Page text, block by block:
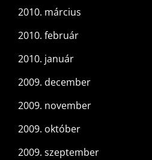
2010. március
2010. február
2010. január
2009. december
2009. november
2009. október
2009. szeptember